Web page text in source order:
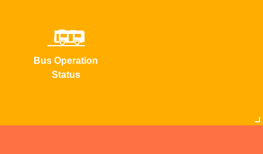
Bus Operation
Status